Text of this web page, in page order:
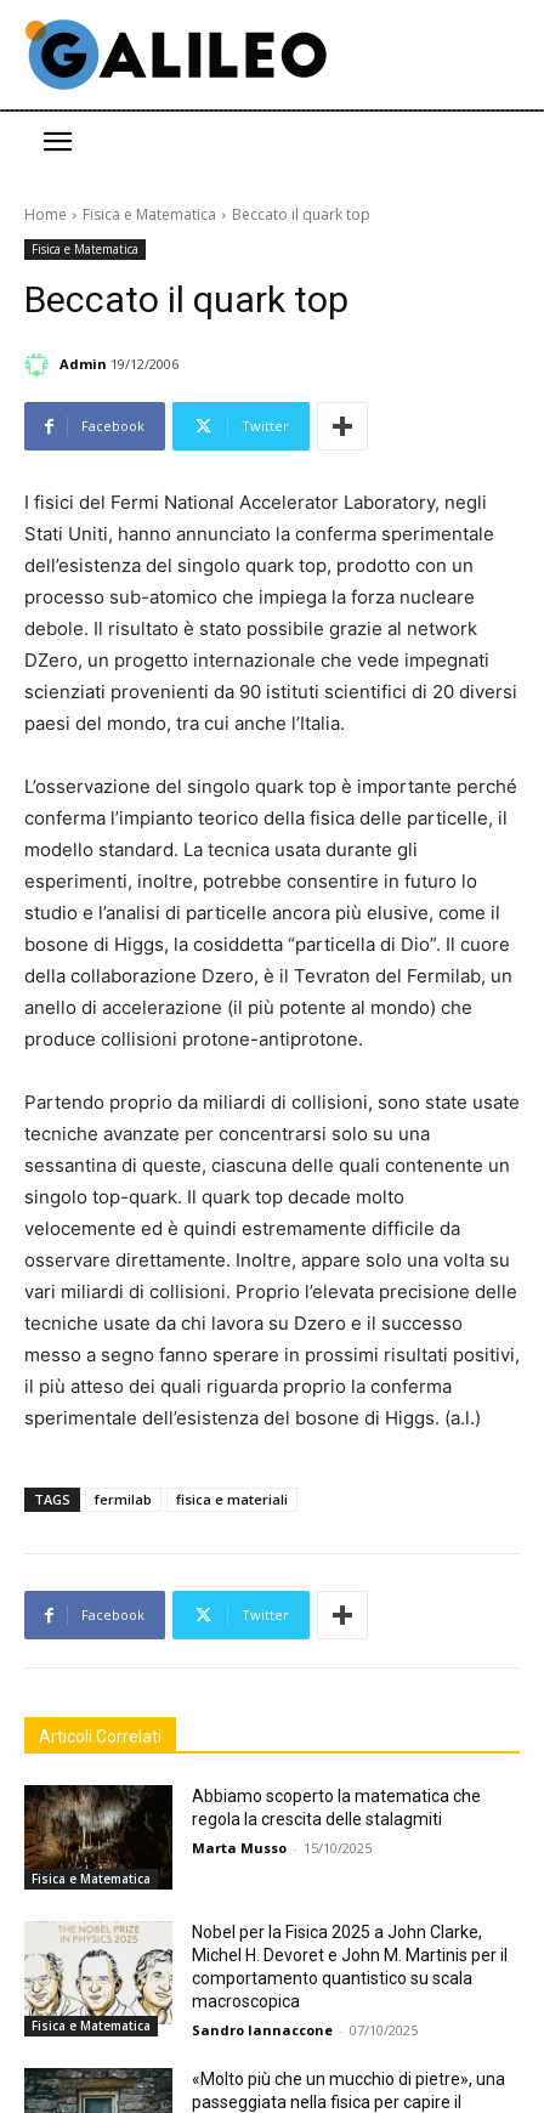
Home Fisica e Matematica Beccato il quark top
Fisica e Matematica
Beccato il quark top
Admin 19/12/2006
Facebook Twitter
I fisici del Fermi National Accelerator Laboratory, negli
Stati Uniti, hanno annunciato la conferma sperimentale
dell’esistenza del singolo quark top, prodotto con un
processo sub-atomico che impiega la forza nucleare
debole. Il risultato è stato possibile grazie al network
DZero, un progetto internazionale che vede impegnati
scienziati provenienti da 90 istituti scientifici di 20 diversi
paesi del mondo, tra cui anche l’Italia.
L’osservazione del singolo quark top è importante perché
conferma l’impianto teorico della fisica delle particelle, il
modello standard. La tecnica usata durante gli
esperimenti, inoltre, potrebbe consentire in futuro lo
studio e l’analisi di particelle ancora più elusive, come il
bosone di Higgs, la cosiddetta “particella di Dio”. Il cuore
della collaborazione Dzero, è il Tevraton del Fermilab, un
anello di accelerazione (il più potente al mondo) che
produce collisioni protone-antiprotone.
Partendo proprio da miliardi di collisioni, sono state usate
tecniche avanzate per concentrarsi solo su una
sessantina di queste, ciascuna delle quali contenente un
singolo top-quark. Il quark top decade molto
velocemente ed è quindi estremamente difficile da
osservare direttamente. Inoltre, appare solo una volta su
vari miliardi di collisioni. Proprio l’elevata precisione delle
tecniche usate da chi lavora su Dzero e il successo
messo a segno fanno sperare in prossimi risultati positivi,
il più atteso dei quali riguarda proprio la conferma
sperimentale dell’esistenza del bosone di Higgs. (a.l.)
TAGS fermilab fisica e materiali
Facebook Twitter
Articoli Correlati
Fisica e Matematica
Abbiamo scoperto la matematica che
regola la crescita delle stalagmiti
Marta Musso - 15/10/2025
Fisica e Matematica
Nobel per la Fisica 2025 a John Clarke,
Michel H. Devoret e John M. Martinis per il
comportamento quantistico su scala
macroscopica
Sandro Iannaccone - 07/10/2025
«Molto più che un mucchio di pietre», una
passeggiata nella fisica per capire il